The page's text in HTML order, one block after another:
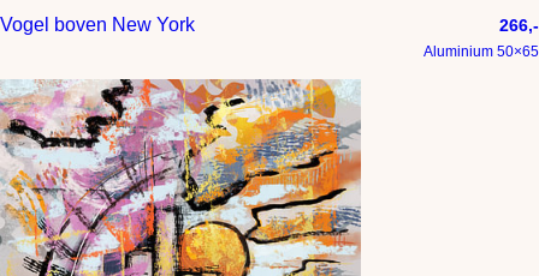
Vogel boven New York 266,-
Aluminium 50×65